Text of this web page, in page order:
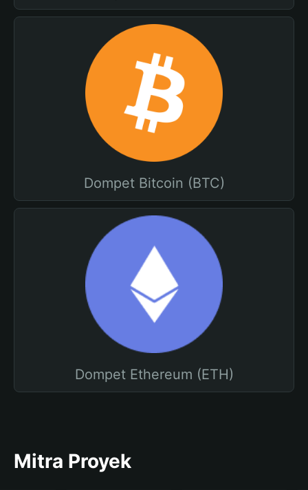
Dompet Bitcoin (BTC)
Dompet Ethereum (ETH)
Mitra Proyek